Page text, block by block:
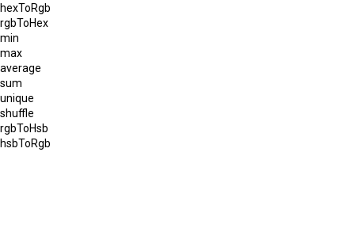
hexToRgb
rgbToHex
min
max
average
sum
unique
shuffle
rgbToHsb
hsbToRgb